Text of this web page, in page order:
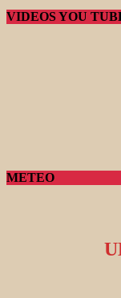
VIDEOS YOU
METEO